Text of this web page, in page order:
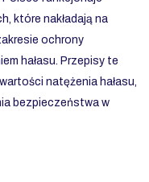
które nakładają na
ochrony
hałasu. Przepisy te
natężenia hałasu,
bezpieczeństwa w